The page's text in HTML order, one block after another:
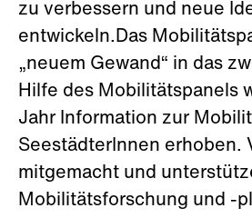
zu verbessern und neue
entwickeln.Das
„neuem Gewand“ in das
Hilfe des Mobilitätspanels
Jahr Information zur
SeestädterInnen erhoben.
mitgemacht und
Mobilitätsforschung und -